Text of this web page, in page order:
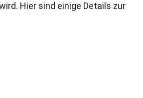
Hier sind einige Details zur